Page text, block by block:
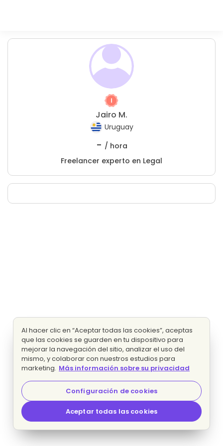
Jairo M.
Uruguay
- / hora
Freelancer experto en Legal
Al hacer clic en “Aceptar todas las cookies”, aceptas
que las cookies se guarden en tu dispositivo para
mejorar la navegación del sitio, analizar el uso del
mismo, y colaborar con nuestros estudios para
marketing. Más información sobre su privacidad
Configuración de cookies
Aceptar todas las cookies